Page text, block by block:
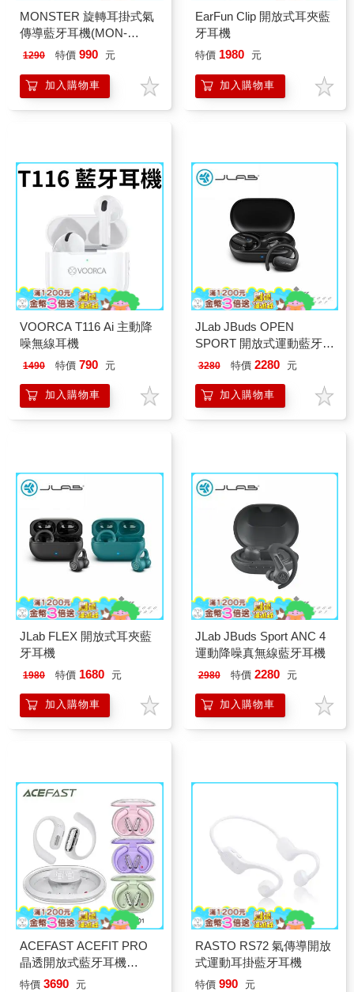
MONSTER 旋轉耳掛式氣
傳導藍牙耳機(MON-
MQO33)
1290 特價 990 元
加入購物車
EarFun Clip 開放式耳夾藍
牙耳機
特價 1980 元
加入購物車
VOORCA T116 Ai 主動降
噪無線耳機
1490 特價 790 元
加入購物車
JLab JBuds OPEN
SPORT 開放式運動藍牙耳
機
3280 特價 2280 元
加入購物車
JLab FLEX 開放式耳夾藍
牙耳機
1980 特價 1680 元
加入購物車
JLab JBuds Sport ANC 4
運動降噪真無線藍牙耳機
2980 特價 2280 元
加入購物車
ACEFAST ACEFIT PRO
晶透開放式藍牙耳機
FA001
特價 3690 元
RASTO RS72 氣傳導開放
式運動耳掛藍牙耳機
特價 990 元